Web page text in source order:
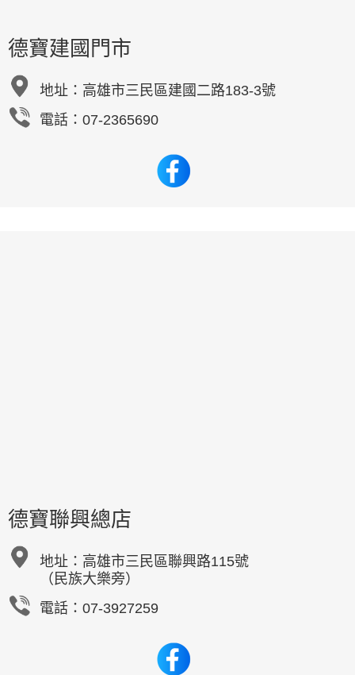
德寶建國門市
地址： 高雄市三民區建國二路183-3號
電話：07-2365690
德寶聯興總店
地址： 高雄市三民區聯興路115號
（民族大樂旁）
電話：07-3927259